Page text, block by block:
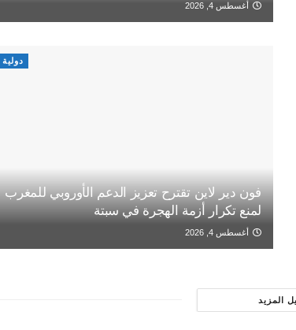
أغسطس 4, 2026
دولية
فون دير لاين تقترح تعزيز الدعم الأوروبي للمغرب
لمنع تكرار أزمة الهجرة في سبتة
أغسطس 4, 2026
المزيد